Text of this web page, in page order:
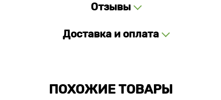
Отзывы
Доставка и оплата
ПОХОЖИЕ ТОВАРЫ